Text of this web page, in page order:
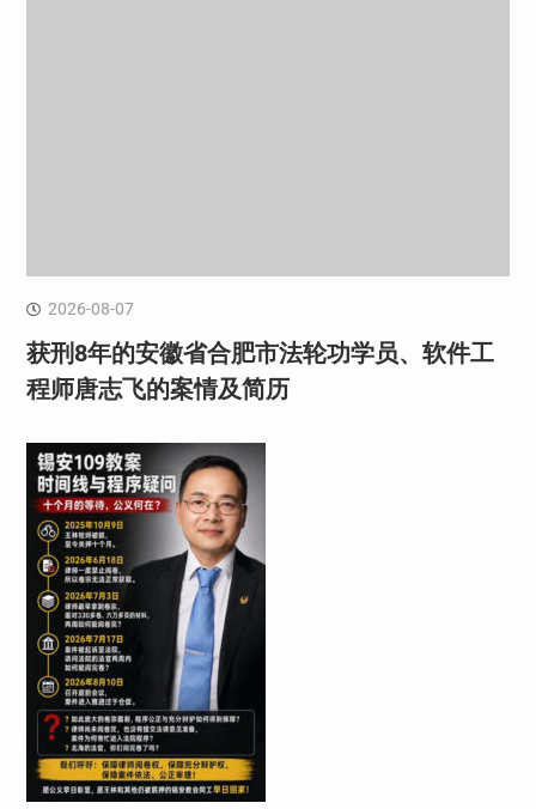
2026-08-07
获刑8年的安徽省合肥市法轮功学员、软件工
程师唐志飞的案情及简历